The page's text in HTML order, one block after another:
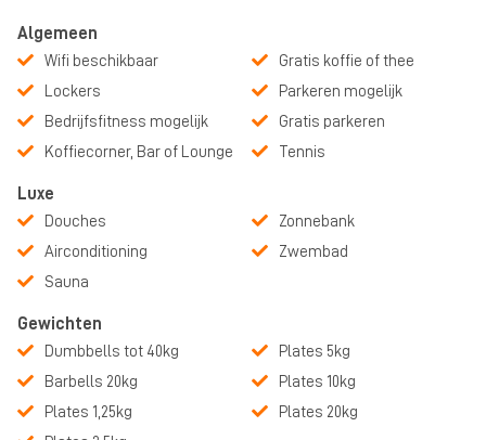
Algemeen
Wifi beschikbaar
Lockers
Bedrijfsfitness mogelijk
Koffiecorner, Bar of Lounge
Gratis koffie of thee
Parkeren mogelijk
Gratis parkeren
Tennis
Luxe
Douches
Airconditioning
Sauna
Zonnebank
Zwembad
Gewichten
Dumbbells tot 40kg
Barbells 20kg
Plates 1,25kg
Plates 5kg
Plates 10kg
Plates 20kg